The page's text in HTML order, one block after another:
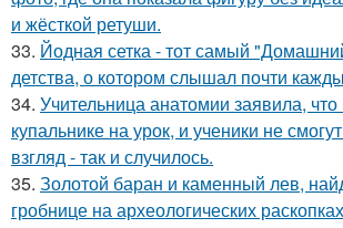
и жёсткой ретуши.
33. Йодная сетка - тот самый
детства, о котором слышал почти
34. Учительница анатомии заявила, что
купальнике на урок, и ученики не
взгляд - так и случилось.
35. Золотой баран и каменный лев,
гробнице на археологических